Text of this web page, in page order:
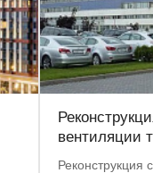
вентиляции
Реконструкция